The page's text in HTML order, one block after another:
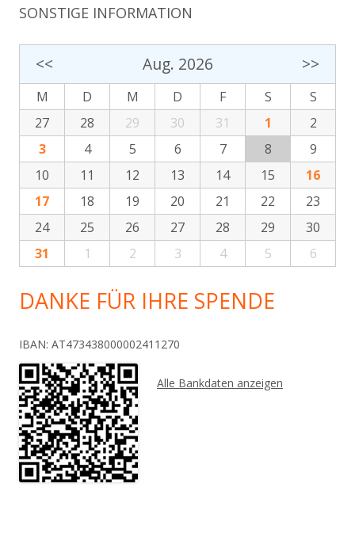
SONSTIGE INFORMATION
<< Aug. 2026 >>
M D M D F S
S
27
28 29 30 31 1
2
3
4 5 6 7 8
9
10
11 12 13 14 15
16
17
18 19 20 21 22
23
24
25 26 27 28 29
30
31
1 2 3 4 5 6
DANKE FÜR IHRE SPENDE
IBAN: AT473438000002411270
Alle Bankdaten anzeigen